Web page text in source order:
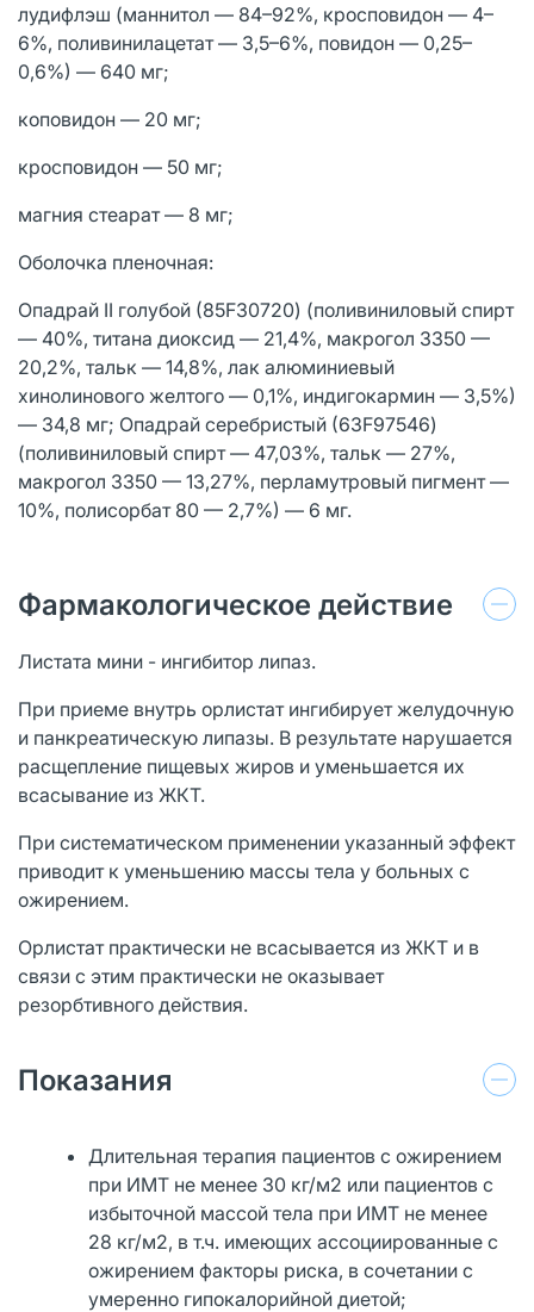
лудифлэш (маннитол — 84–92%, кросповидон — 4–
6%, поливинилацетат — 3,5–6%, повидон — 0,25–
0,6%) — 640 мг;
коповидон — 20 мг;
кросповидон — 50 мг;
магния стеарат — 8 мг;
Оболочка пленочная:
Опадрай II голубой (85F30720) (поливиниловый спирт
— 40%, титана диоксид — 21,4%, макрогол 3350 —
20,2%, тальк — 14,8%, лак алюминиевый
хинолинового желтого — 0,1%, индигокармин — 3,5%)
— 34,8 мг; Опадрай серебристый (63F97546)
(поливиниловый спирт — 47,03%, тальк — 27%,
макрогол 3350 — 13,27%, перламутровый пигмент —
10%, полисорбат 80 — 2,7%) — 6 мг.
Фармакологическое действие
Листата мини - ингибитор липаз.
При приеме внутрь орлистат ингибирует желудочную
и панкреатическую липазы. В результате нарушается
расщепление пищевых жиров и уменьшается их
всасывание из ЖКТ.
При систематическом применении указанный эффект
приводит к уменьшению массы тела у больных с
ожирением.
Орлистат практически не всасывается из ЖКТ и в
связи с этим практически не оказывает
резорбтивного действия.
Показания
Длительная терапия пациентов с ожирением
при ИМТ не менее 30 кг/м2 или пациентов с
избыточной массой тела при ИМТ не менее
28 кг/м2, в т.ч. имеющих ассоциированные с
ожирением факторы риска, в сочетании с
умеренно гипокалорийной диетой;